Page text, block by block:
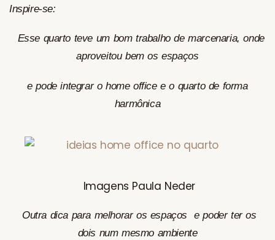
Inspire-se:
Esse quarto teve um bom trabalho de marcenaria, onde
aproveitou bem os espaços
e pode integrar o home office e o quarto de forma
harmônica
Imagens Paula Neder
Outra dica para melhorar os espaços e poder ter os
dois num mesmo ambiente